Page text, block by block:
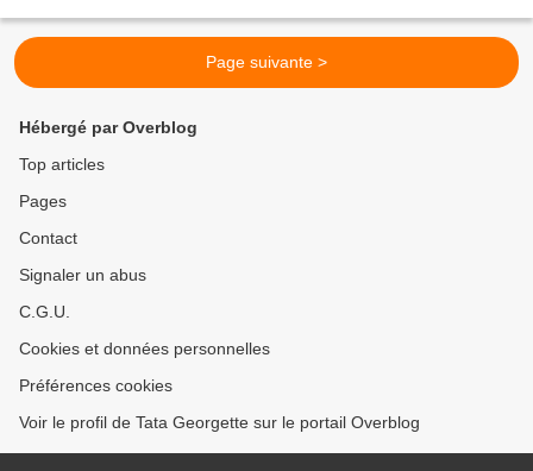
Page suivante >
Hébergé par Overblog
Top articles
Pages
Contact
Signaler un abus
C.G.U.
Cookies et données personnelles
Préférences cookies
Voir le profil de Tata Georgette sur le portail Overblog